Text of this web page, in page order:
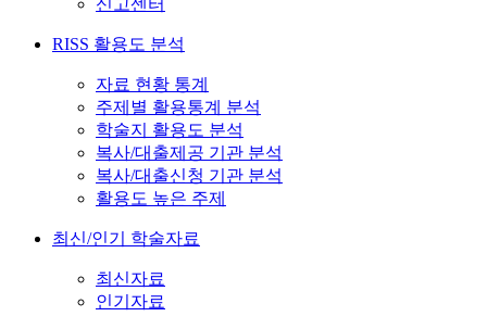
신고센터
RISS 활용도 분석
자료 현황 통계
주제별 활용통계 분석
학술지 활용도 분석
복사/대출제공 기관 분석
복사/대출신청 기관 분석
활용도 높은 주제
최신/인기 학술자료
최신자료
인기자료